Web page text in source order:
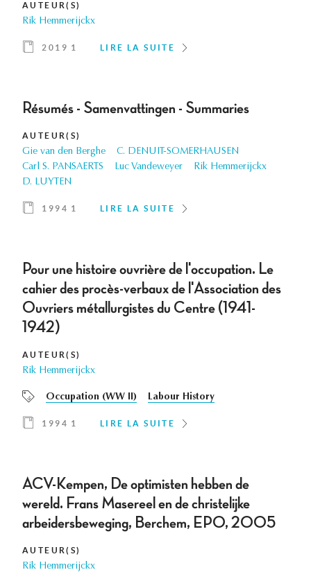
AUTEUR(S)
Rik Hemmerijckx
2019 1 LIRE LA SUITE
Résumés - Samenvattingen - Summaries
AUTEUR(S)
Gie van den Berghe
C. DENUIT-SOMERHAUSEN
Carl S. PANSAERTS
Luc Vandeweyer
Rik Hemmerijckx
D. LUYTEN
1994 1 LIRE LA SUITE
Pour une histoire ouvrière de l'occupation. Le
cahier des procès-verbaux de l'Association des
Ouvriers métallurgistes du Centre (1941-
1942)
AUTEUR(S)
Rik Hemmerijckx
Occupation (WW II) Labour History
1994 1 LIRE LA SUITE
ACV-Kempen, De optimisten hebben de
wereld. Frans Masereel en de christelijke
arbeidersbeweging, Berchem, EPO, 2005
AUTEUR(S)
Rik Hemmerijckx